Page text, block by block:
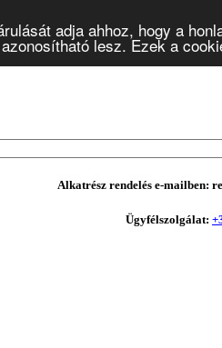
adja ahhoz, hogy a
lesz. Ezek a
Alkatrész rendelés e-mailben:
Ügyfélszolgálat: